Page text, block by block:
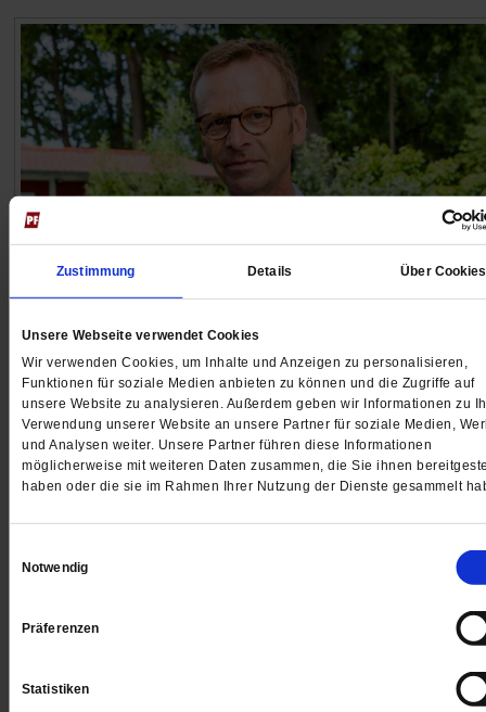
Zustimmung Details Über Cookies
Unsere Webseite verwendet Cookies
Wir verwenden Cookies, um Inhalte und Anzeigen zu personalisieren,
Funktionen für soziale Medien anbieten zu können und die Zugriffe auf
unsere Website zu analysieren. Außerdem geben wir Informationen zu
Verwendung unserer Website an unsere Partner für soziale Medien,
und Analysen weiter. Unsere Partner führen diese Informationen
möglicherweise mit weiteren Daten zusammen, die Sie ihnen
haben oder die sie im Rahmen Ihrer Nutzung der Dienste gesammelt
Notwendig
Präferenzen
Statistiken
Der Münsteraner Priester, Biologe und Ethiker über
zwei Arten, in die der Mensch »seine« Tiere einteilt: in
verwöhnte und gegrillte.
/mehr